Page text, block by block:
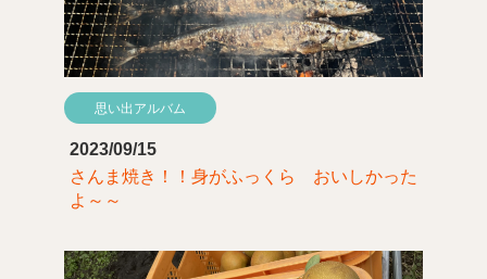
思い出アルバム
2023/09/15
さんま焼き！！身がふっくら おいしかった
よ～～